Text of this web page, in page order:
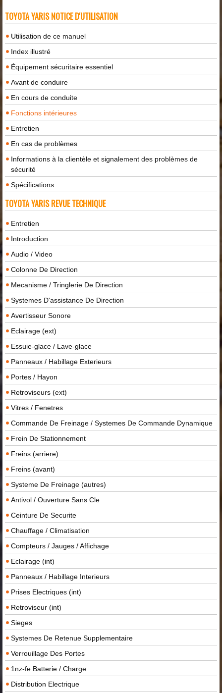
TOYOTA YARIS NOTICE D'UTILISATION
Utilisation de ce manuel
Index illustré
Équipement sécuritaire essentiel
Avant de conduire
En cours de conduite
Fonctions intérieures
Entretien
En cas de problèmes
Informations à la clientèle et signalement des problèmes de
sécurité
Spécifications
TOYOTA YARIS REVUE TECHNIQUE
Entretien
Introduction
Audio / Video
Colonne De Direction
Mecanisme / Tringlerie De Direction
Systemes D'assistance De Direction
Avertisseur Sonore
Eclairage (ext)
Essuie-glace / Lave-glace
Panneaux / Habillage Exterieurs
Portes / Hayon
Retroviseurs (ext)
Vitres / Fenetres
Commande De Freinage / Systemes De Commande Dynamique
Frein De Stationnement
Freins (arriere)
Freins (avant)
Systeme De Freinage (autres)
Antivol / Ouverture Sans Cle
Ceinture De Securite
Chauffage / Climatisation
Compteurs / Jauges / Affichage
Eclairage (int)
Panneaux / Habillage Interieurs
Prises Electriques (int)
Retroviseur (int)
Sieges
Systemes De Retenue Supplementaire
Verrouillage Des Portes
1nz-fe Batterie / Charge
Distribution Electrique